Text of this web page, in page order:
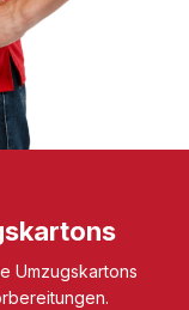
Umzugskartons